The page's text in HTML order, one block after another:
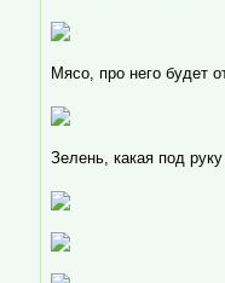
Мясо, про него будет
Зелень, какая под